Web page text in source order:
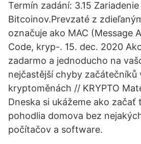
Termín zadání: 3.15
Bitcoinov.Prevzaté z
označuje ako MAC (Message
Code, kryp-. 15. dec. 2020
zadarmo a jednoducho na
nejčastější chyby začátečníků
kryptoměnách // KRYPTO
Dneska si ukážeme ako začať
pohodlia domova bez
počítačov a software.